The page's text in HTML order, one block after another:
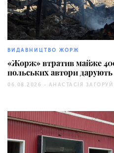
ВИДАВНИЦТВО ЖОРЖ
«Жорж» втратив майже
польських автори
06.08.2026 - АНАСТАСІЯ ЗАГОРУЙ